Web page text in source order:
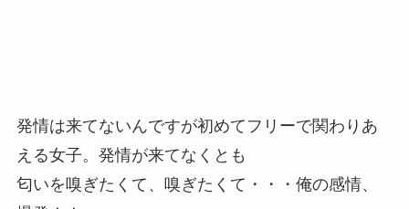
発情は来てないんですが初めてフリーで関わりあ
える女子。発情が来てなくとも
匂いを嗅ぎたくて、嗅ぎたくて・・・俺の感情、